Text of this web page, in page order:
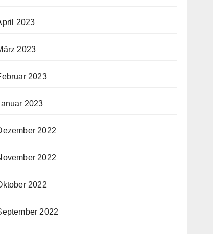
2023
2023
2023
2023
2022
2022
2022
2022